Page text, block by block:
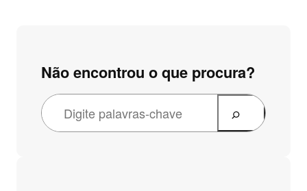
Não encontrou o que procura?